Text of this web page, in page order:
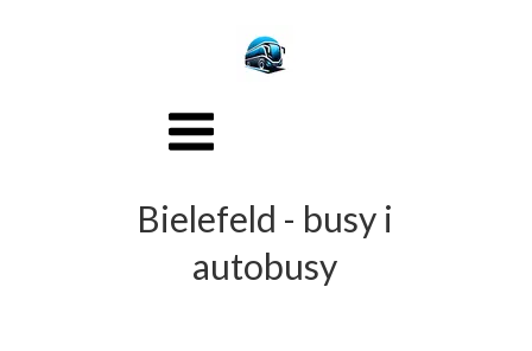
Bielefeld - busy i
autobusy